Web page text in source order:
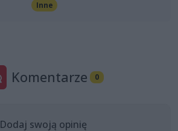
Inne
Komentarze 0
Dodaj swoją opinię